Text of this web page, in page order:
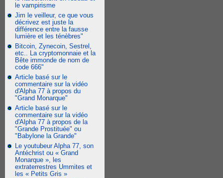
le vampirisme
Jim le veilleur, ce que vous
décrivez est juste la
différence entre la fausse
lumière et les ténèbres"
Bitcoin, Zynecoin, Sestrel,
etc.. La cryptomonnaie et la
Bête immonde de nom de
code 666"
Article basé sur le
commentaire sur la vidéo
d'Alpha 77 à propos du
"Grand Monarque"
Article basé sur le
commentaire sur la vidéo
d'Alpha 77 à propos de la
"Grande Prostituée" ou
"Babylone la Grande"
Le youtubeur Alpha 77, son
Antéchrist ou « Grand
Monarque », les
extraterrestres Ummites et
les « Petits Gris »